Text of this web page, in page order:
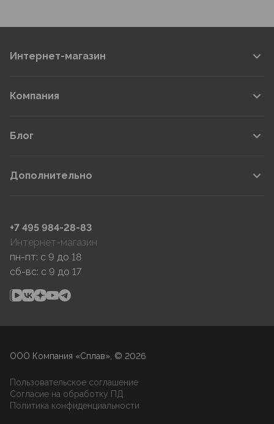
Интернет-магазин
Компания
Блог
Дополнительно
+7 495 984-28-83
Интернет-магазин
пн-пт: c 9 до 18
сб-вс: c 9 до 17
ООО Компания «Сплав», © 2026
Пользовательское соглашение
Согласие на обработку ПД
Политика конфиденциальности